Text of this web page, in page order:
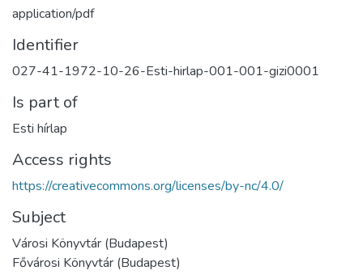
application/pdf
Identifier
027-41-1972-10-26-Esti-hirlap-001-001-gizi0001
Is part of
Esti hírlap
Access rights
https://creativecommons.org/licenses/by-nc/4.0/
Subject
Városi Könyvtár (Budapest)
Fővárosi Könyvtár (Budapest)